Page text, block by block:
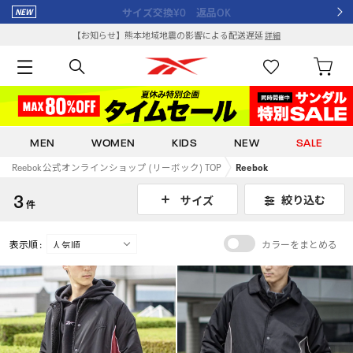
サイズ交換¥0 返品OK
【お知らせ】熊本地域地震の影響による配送遅延詳細
MEN WOMEN KIDS NEW SALE
Reebok 公式オンラインショップ (リーボック) TOP Reebok
3件 サイズ 絞り込む
表示順 : カラーをまとめる